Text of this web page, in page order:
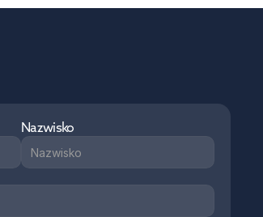
Nazwisko